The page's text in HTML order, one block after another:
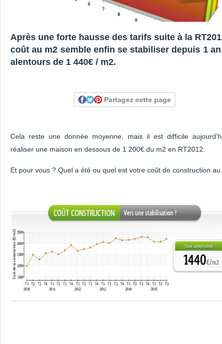
Après une forte hausse des tarifs suite à la
coût au m2 semble enfin se stabiliser depuis 1
alentours de 1 440€ / m2.
Partagez cette page
Cela reste une donnée moyenne, mais il est difficile
réaliser une maison en dessous de 1 200€ du m2 en RT2012.
Et pour vous ? Quel a été ou quel est votre coût de construction